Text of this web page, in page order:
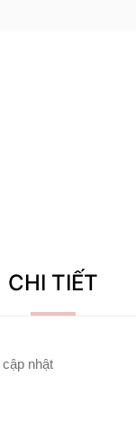
CHI TIẾT
nhật